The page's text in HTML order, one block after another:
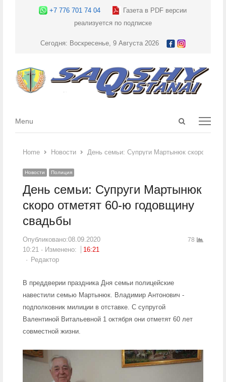
+7 776 701 74 04
Газета в PDF версии
реализуется по подписке
Сегодня: Воскресенье, 9 Августа 2026
Open
Menu
Menu
Home Новости День семьи: Супруги Мартынюк скоро
Новости Полиция
День семьи: Супруги Мартынюк
скоро отметят 60-ю годовщину
свадьбы
Опубликовано:08.09.2020
10:21
Изменено:
16:21
Author
Редактор
78
В преддверии праздника Дня семьи полицейские
навестили семью Мартынюк. Владимир Антонович -
подполковник милиции в отставке. С супругой
Валентиной Витальевной 1 октября они отметят 60 лет
совместной жизни.